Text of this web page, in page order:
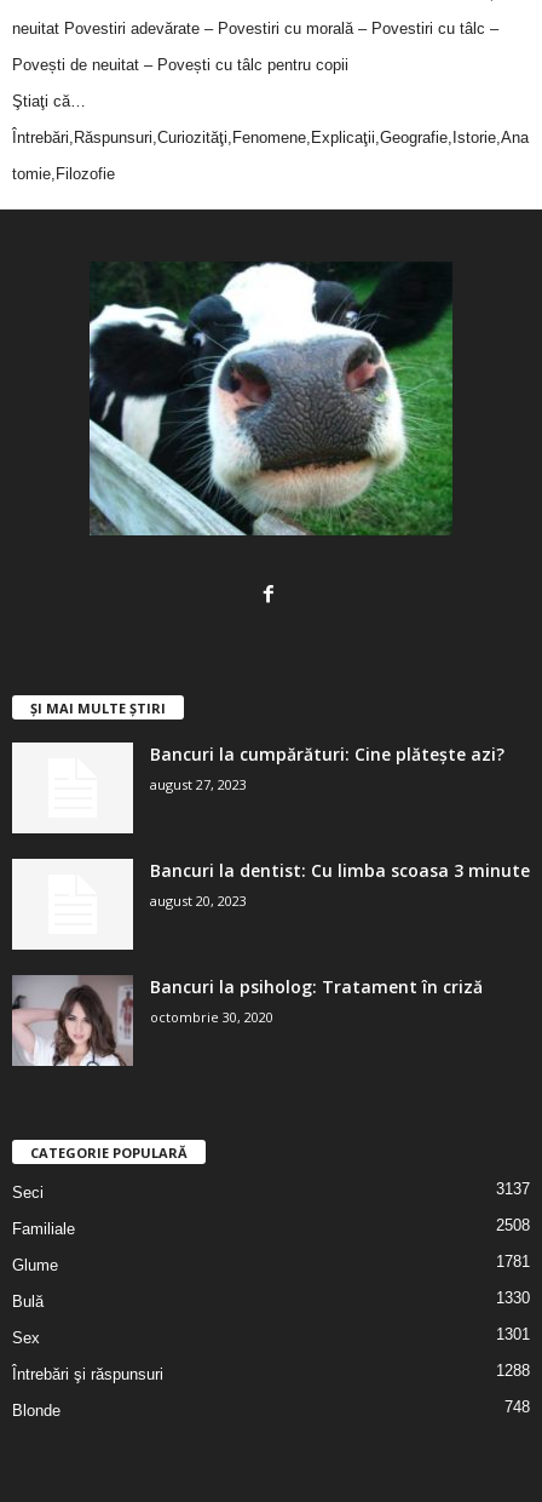
neuitat Povestiri adevărate – Povestiri cu morală – Povestiri cu tâlc –
Povești de neuitat – Povești cu tâlc pentru copii
Ştiaţi că…
Întrebări,Răspunsuri,Curiozităţi,Fenomene,Explicaţii,Geografie,Istorie,Ana
tomie,Filozofie
ȘI MAI MULTE ȘTIRI
Bancuri la cumpărături: Cine plătește azi?
august 27, 2023
Bancuri la dentist: Cu limba scoasa 3 minute
august 20, 2023
Bancuri la psiholog: Tratament în criză
octombrie 30, 2020
CATEGORIE POPULARĂ
Seci 3137
Familiale 2508
Glume 1781
Bulă 1330
Sex 1301
Întrebări şi răspunsuri 1288
Blonde 748